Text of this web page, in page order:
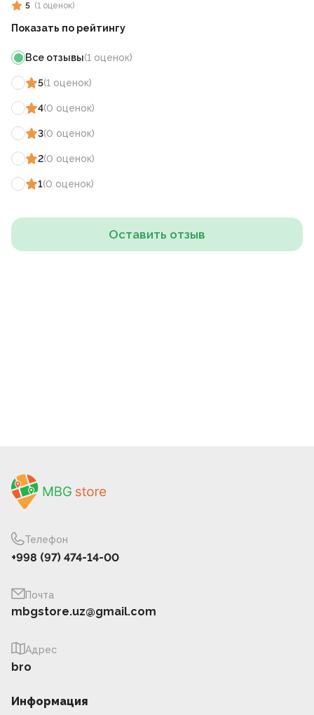
5 (1 оценок)
Показать по рейтингу
Все отзывы(1 оценок)
5(1 оценок)
4(0 оценок)
3(0 оценок)
2(0 оценок)
1(0 оценок)
Оставить отзыв
Телефон
+998 (97) 474-14-00
Почта
mbgstore.uz@gmail.com
Адрес
bro
Информация